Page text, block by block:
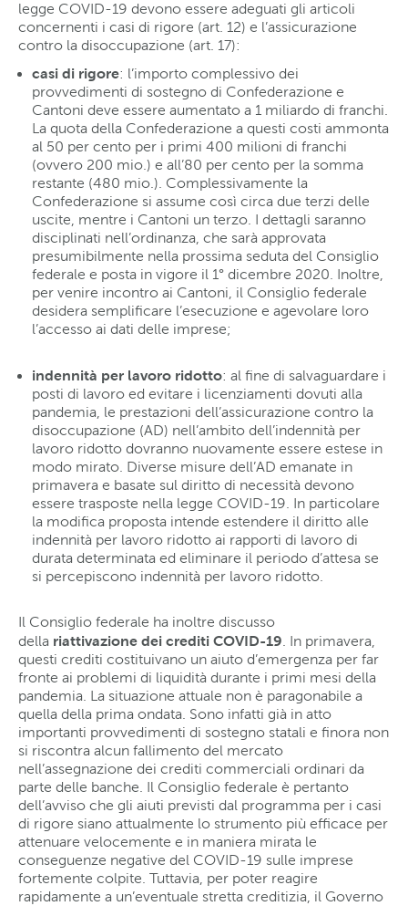
legge COVID-19 devono essere adeguati gli articoli
concernenti i casi di rigore (art. 12) e l’assicurazione
contro la disoccupazione (art. 17):
casi di rigore: l’importo complessivo dei
provvedimenti di sostegno di Confederazione e
Cantoni deve essere aumentato a 1 miliardo di franchi.
La quota della Confederazione a questi costi ammonta
al 50 per cento per i primi 400 milioni di franchi
(ovvero 200 mio.) e all’80 per cento per la somma
restante (480 mio.). Complessivamente la
Confederazione si assume così circa due terzi delle
uscite, mentre i Cantoni un terzo. I dettagli saranno
disciplinati nell’ordinanza, che sarà approvata
presumibilmente nella prossima seduta del Consiglio
federale e posta in vigore il 1° dicembre 2020. Inoltre,
per venire incontro ai Cantoni, il Consiglio federale
desidera semplificare l’esecuzione e agevolare loro
l’accesso ai dati delle imprese;
indennità per lavoro ridotto: al fine di salvaguardare i
posti di lavoro ed evitare i licenziamenti dovuti alla
pandemia, le prestazioni dell’assicurazione contro la
disoccupazione (AD) nell’ambito dell’indennità per
lavoro ridotto dovranno nuovamente essere estese in
modo mirato. Diverse misure dell’AD emanate in
primavera e basate sul diritto di necessità devono
essere trasposte nella legge COVID-19. In particolare
la modifica proposta intende estendere il diritto alle
indennità per lavoro ridotto ai rapporti di lavoro di
durata determinata ed eliminare il periodo d’attesa se
si percepiscono indennità per lavoro ridotto.
Il Consiglio federale ha inoltre discusso
della riattivazione dei crediti COVID-19 . In primavera,
questi crediti costituivano un aiuto d’emergenza per far
fronte ai problemi di liquidità durante i primi mesi della
pandemia. La situazione attuale non è paragonabile a
quella della prima ondata. Sono infatti già in atto
importanti provvedimenti di sostegno statali e finora non
si riscontra alcun fallimento del mercato
nell’assegnazione dei crediti commerciali ordinari da
parte delle banche. Il Consiglio federale è pertanto
dell’avviso che gli aiuti previsti dal programma per i casi
di rigore siano attualmente lo strumento più efficace per
attenuare velocemente e in maniera mirata le
conseguenze negative del COVID-19 sulle imprese
fortemente colpite. Tuttavia, per poter reagire
rapidamente a un’eventuale stretta creditizia, il Governo